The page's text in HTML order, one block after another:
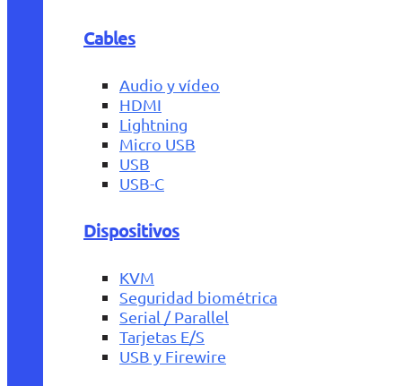
Cables
Audio y vídeo
HDMI
Lightning
Micro USB
USB
USB-C
Dispositivos
KVM
Seguridad biométrica
Serial / Parallel
Tarjetas E/S
USB y Firewire